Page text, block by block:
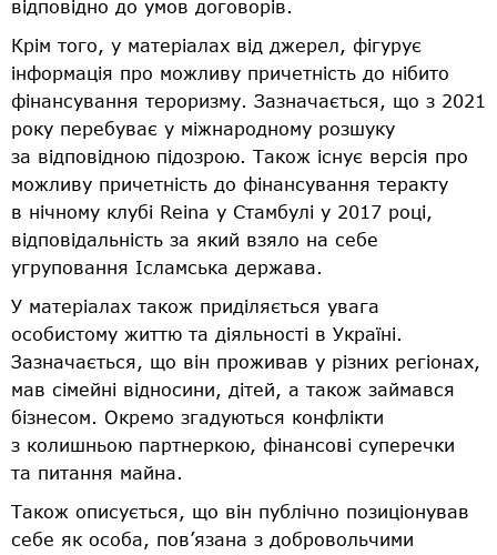
відповідно до умов договорів.
Крім того, у матеріалах від джерел, фігурує
інформація про можливу причетність до нібито
фінансування тероризму. Зазначається, що з 2021
року перебуває у міжнародному розшуку
за відповідною підозрою. Також існує версія про
можливу причетність до фінансування теракту
в нічному клубі Reina у Стамбулі у 2017 році,
відповідальність за який взяло на себе
угруповання Ісламська держава.
У матеріалах також приділяється увага
особистому життю та діяльності в Україні.
Зазначається, що він проживав у різних регіонах,
мав сімейні відносини, дітей, а також займався
бізнесом. Окремо згадуються конфлікти
з колишньою партнеркою, фінансові суперечки
та питання майна.
Також описується, що він публічно позиціонував
себе як особа, пов’язана з добровольчими